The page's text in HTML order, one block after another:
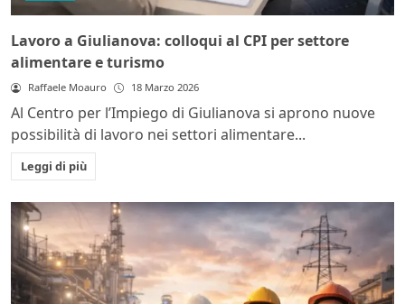
Lavoro a Giulianova: colloqui al CPI per settore
alimentare e turismo
Raffaele Moauro 18 Marzo 2026
Al Centro per l’Impiego di Giulianova si aprono nuove
possibilità di lavoro nei settori alimentare...
Leggi di più